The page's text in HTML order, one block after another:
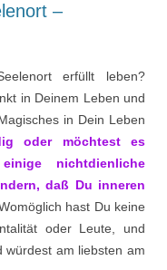
–
erfüllt leben?
in Deinem Leben und
in Dein Leben
oder möchtest es
nichtdienliche
daß Du inneren
hast Du keine
oder Leute, und
würdest am liebsten am